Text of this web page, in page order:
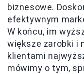
biznesowe.
efektywnym
W końcu, im
większe zarobki i
klientami
mówimy o tym,